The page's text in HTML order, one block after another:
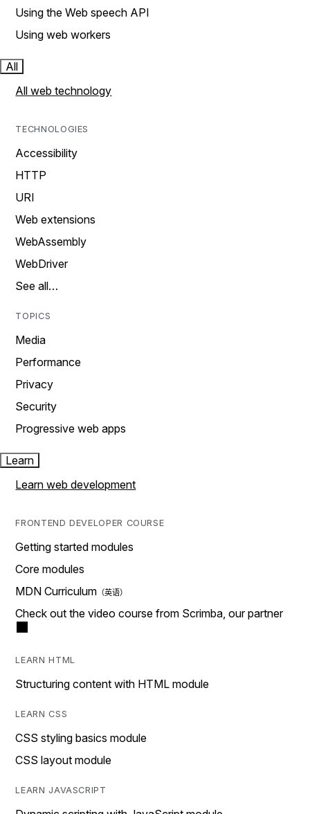
Using the Web speech API
Using web workers
All
All web technology
TECHNOLOGIES
Accessibility
HTTP
URI
Web extensions
WebAssembly
WebDriver
See all…
TOPICS
Media
Performance
Privacy
Security
Progressive web apps
Learn
Learn web development
FRONTEND DEVELOPER COURSE
Getting started modules
Core modules
MDN Curriculum
Check out the video course from Scrimba, our partner
LEARN HTML
Structuring content with HTML module
LEARN CSS
CSS styling basics module
CSS layout module
LEARN JAVASCRIPT